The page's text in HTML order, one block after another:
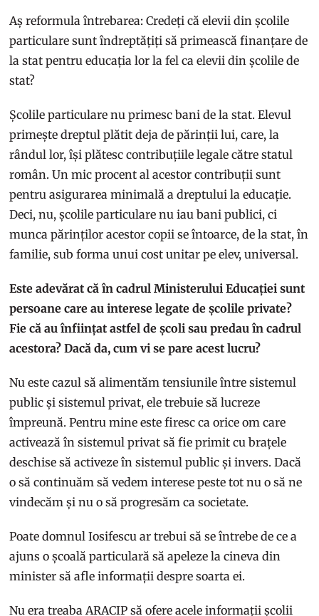
Aș reformula întrebarea: Credeți că elevii din școlile
particulare sunt îndreptățiți să primească finanțare de
la stat pentru educația lor la fel ca elevii din școlile de
stat?
Școlile particulare nu primesc bani de la stat. Elevul
primește dreptul plătit deja de părinții lui, care, la
rândul lor, își plătesc contribuțiile legale către statul
român. Un mic procent al acestor contribuții sunt
pentru asigurarea minimală a dreptului la educație.
Deci, nu, școlile particulare nu iau bani publici, ci
munca părinților acestor copii se întoarce, de la stat, în
familie, sub forma unui cost unitar pe elev, universal.
Este adevărat că în cadrul Ministerului Educației sunt
persoane care au interese legate de școlile private?
Fie că au înființat astfel de școli sau predau în cadrul
acestora? Dacă da, cum vi se pare acest lucru?
Nu este cazul să alimentăm tensiunile între sistemul
public și sistemul privat, ele trebuie să lucreze
împreună. Pentru mine este firesc ca orice om care
activează în sistemul privat să fie primit cu brațele
deschise să activeze în sistemul public și invers. Dacă
o să continuăm să vedem interese peste tot nu o să ne
vindecăm și nu o să progresăm ca societate.
Poate domnul Iosifescu ar trebui să se întrebe de ce a
ajuns o școală particulară să apeleze la cineva din
minister să afle informații despre soarta ei.
Nu era treaba ARACIP să ofere acele informații școlii